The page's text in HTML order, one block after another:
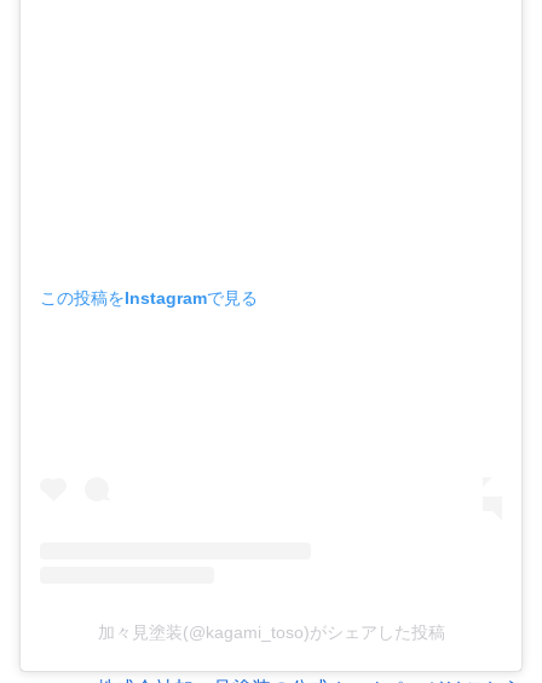
この投稿をInstagramで見る
加々見塗装(@kagami_toso)がシェアした投稿